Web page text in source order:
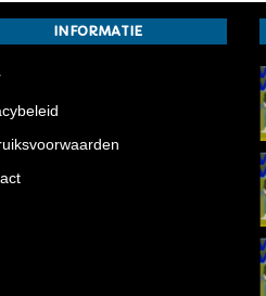
INFORMATIE